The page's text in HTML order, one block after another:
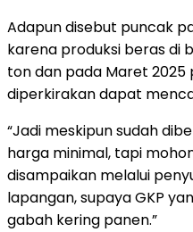
Adapun disebut puncak
karena produksi beras di
ton dan pada Maret
diperkirakan dapat
“Jadi meskipun sudah
harga minimal, tapi
disampaikan melalui
lapangan, supaya GKP
gabah kering panen.”